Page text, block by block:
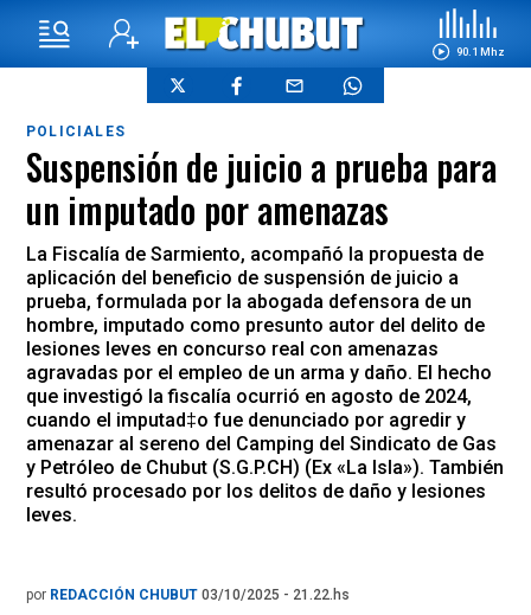
90.1 Mhz
POLICIALES
Suspensión de juicio a prueba para
un imputado por amenazas
La Fiscalía de Sarmiento, acompañó la propuesta de
aplicación del beneficio de suspensión de juicio a
prueba, formulada por la abogada defensora de un
hombre, imputado como presunto autor del delito de
lesiones leves en concurso real con amenazas
agravadas por el empleo de un arma y daño. El hecho
que investigó la fiscalía ocurrió en agosto de 2024,
cuando el imputad‡o fue denunciado por agredir y
amenazar al sereno del Camping del Sindicato de Gas
y Petróleo de Chubut (S.G.P.CH) (Ex «La Isla»). También
resultó procesado por los delitos de daño y lesiones
leves.
por REDACCIÓN CHUBUT 03/10/2025 - 21.22.hs